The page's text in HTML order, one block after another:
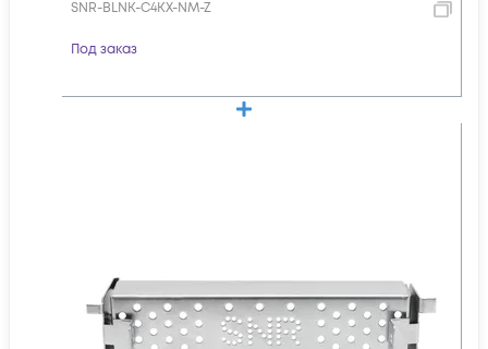
SNR-BLNK-C4KX-NM-Z
Под заказ